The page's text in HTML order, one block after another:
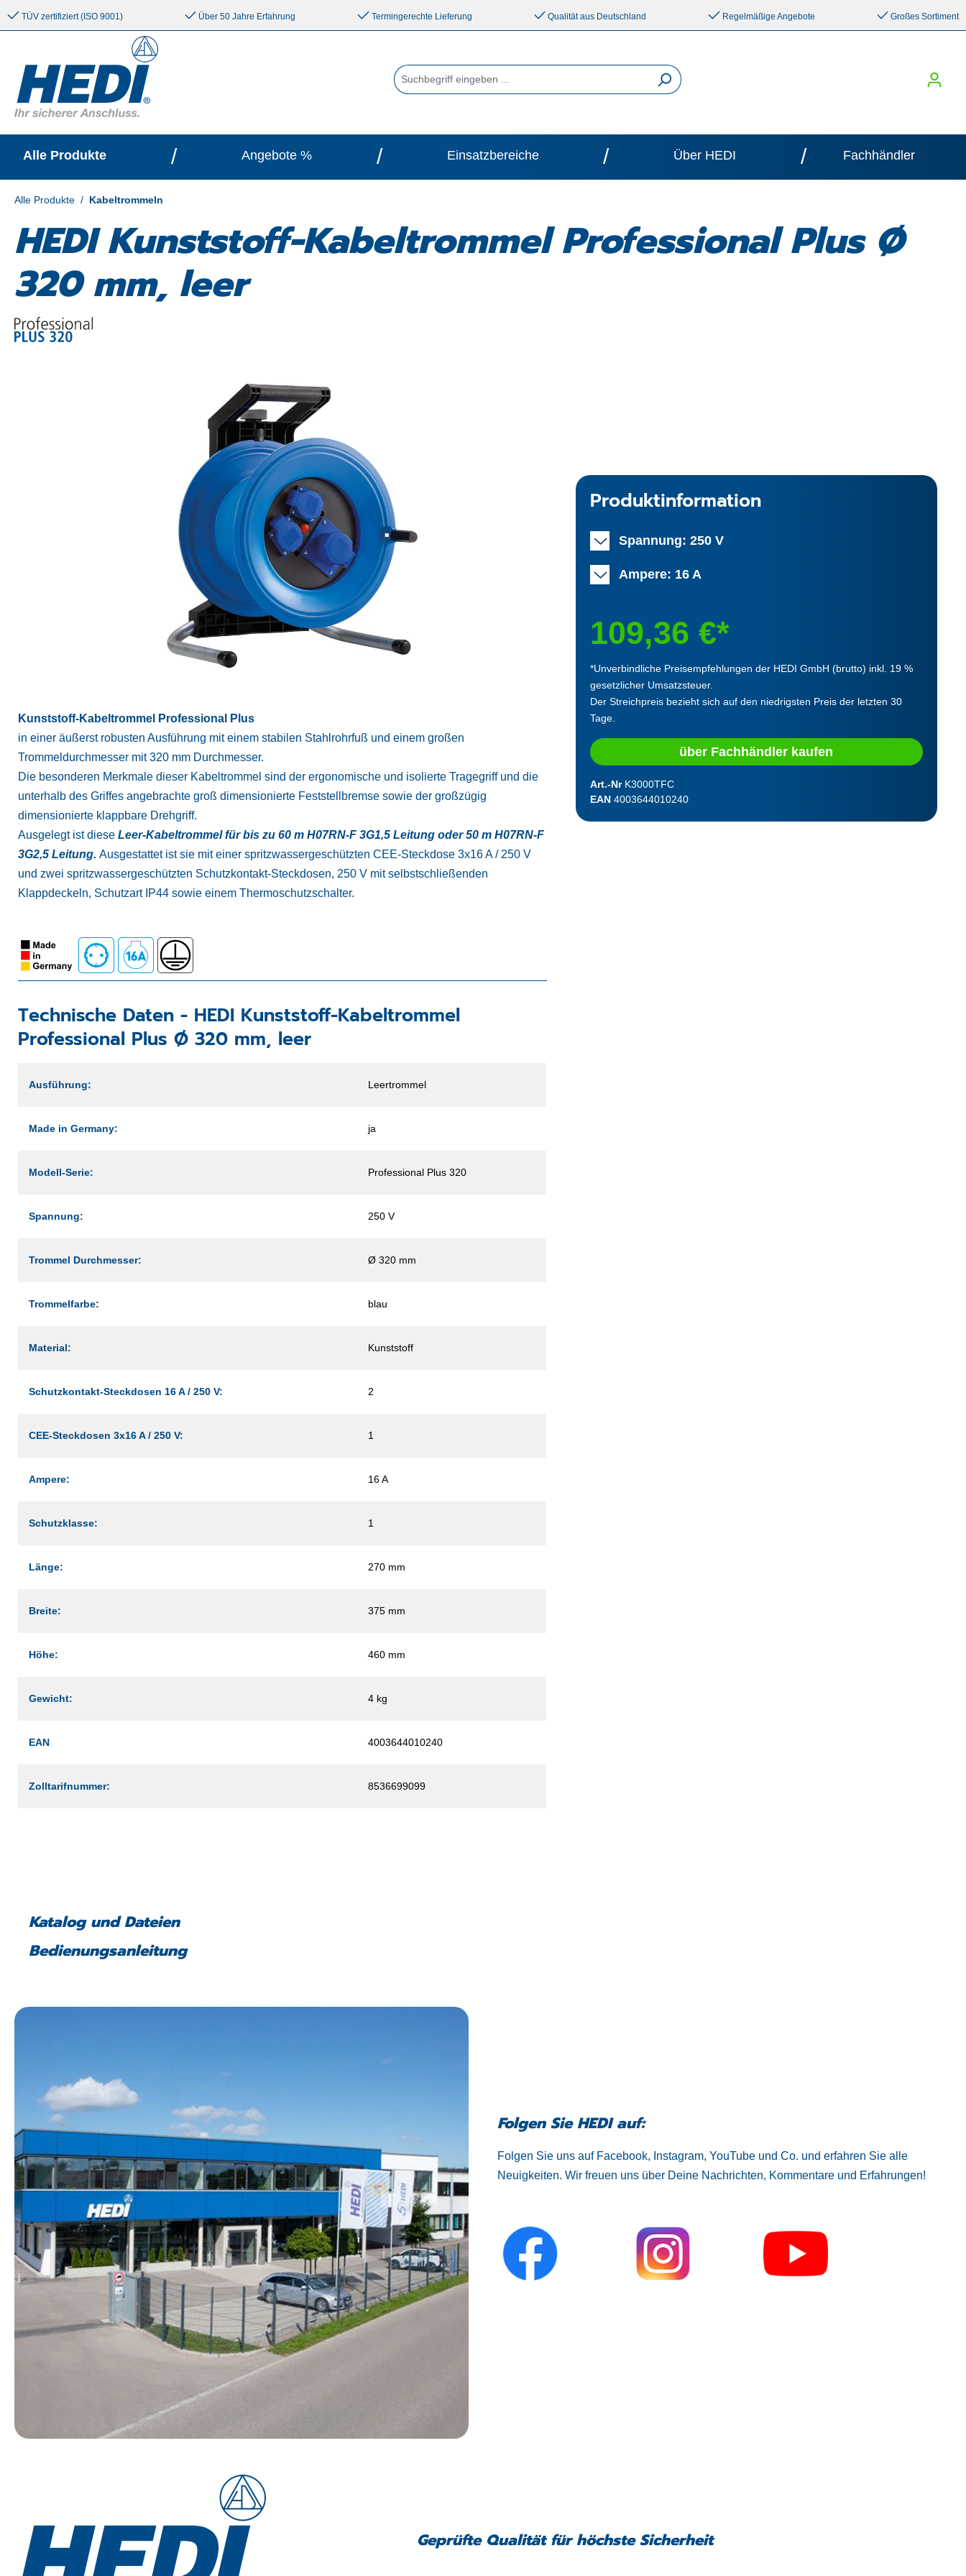
springen Zur Hauptnavigation springen
TÜV zertifiziert (ISO 9001) Über 50 Jahre Erfahrung Termingerechte Lieferung Qualität aus Deutschland Regelmäßige Angebote Großes Sortiment
Alle Produkte / Angebote % / Einsatzbereiche / Über HEDI / Fachhändler
Alle Produkte / Kabeltrommeln
HEDI Kunststoff-Kabeltrommel Professional Plus Ø
320 mm, leer
Kunststoff-Kabeltrommel Professional Plus
in einer äußerst robusten Ausführung mit einem stabilen Stahlrohrfuß und einem großen
Trommeldurchmesser mit 320 mm Durchmesser.
Die besonderen Merkmale dieser Kabeltrommel sind der ergonomische und isolierte Tragegriff und die
unterhalb des Griffes angebrachte groß dimensionierte Feststellbremse sowie der großzügig
dimensionierte klappbare Drehgriff.
Ausgelegt ist diese Leer-Kabeltrommel für bis zu 60 m H07RN-F 3G1,5 Leitung oder 50 m H07RN-F
3G2,5 Leitung. Ausgestattet ist sie mit einer spritzwassergeschützten CEE-Steckdose 3x16 A / 250 V
und zwei spritzwassergeschützten Schutzkontakt-Steckdosen, 250 V mit selbstschließenden
Klappdeckeln, Schutzart IP44 sowie einem Thermoschutzschalter.
Technische Daten - HEDI Kunststoff-Kabeltrommel
Professional Plus Ø 320 mm, leer
Ausführung: Leertrommel
Made in Germany: ja
Modell-Serie: Professional Plus 320
Spannung: 250 V
Trommel Durchmesser: Ø 320 mm
Trommelfarbe: blau
Material: Kunststoff
Schutzkontakt-Steckdosen 16 A / 250 V: 2
CEE-Steckdosen 3x16 A / 250 V: 1
Ampere: 16 A
Schutzklasse: 1
Länge: 270 mm
Breite: 375 mm
Höhe: 460 mm
Gewicht: 4 kg
EAN 4003644010240
Zolltarifnummer: 8536699099
Produktinformation
Spannung: 250 V
Ampere: 16 A
109,36 €*
*Unverbindliche Preisempfehlungen der HEDI GmbH (brutto) inkl. 19 %
gesetzlicher Umsatzsteuer.
Der Streichpreis bezieht sich auf den niedrigsten Preis der letzten 30
Tage.
über Fachhändler kaufen
Art.-Nr K3000TFC
EAN 4003644010240
Katalog und Dateien
Bedienungsanleitung
Folgen Sie HEDI auf:
Folgen Sie uns auf Facebook, Instagram, YouTube und Co. und erfahren Sie alle
Neuigkeiten. Wir freuen uns über Deine Nachrichten, Kommentare und Erfahrungen!
Geprüfte Qualität für höchste Sicherheit